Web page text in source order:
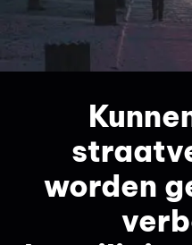
worden